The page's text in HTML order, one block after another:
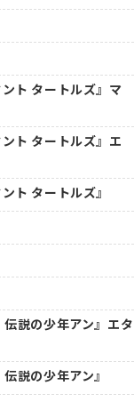
ト タートルズ』マ
ト タートルズ』エ
ト タートルズ』
伝説の少年アン』エタ
説の少年アン』